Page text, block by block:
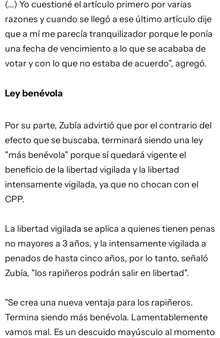
(...) Yo cuestioné el artículo primero por varias
razones y cuando se llegó a ese último artículo dije
que a mí me parecía tranquilizador porque le ponía
una fecha de vencimiento a lo que se acababa de
votar y con lo que no estaba de acuerdo", agregó.
Ley benévola
Por su parte, Zubía advirtió que por el contrario del
efecto que se buscaba, terminará siendo una ley
"más benévola" porque sí quedará vigente el
beneficio de la libertad vigilada y la libertad
intensamente vigilada, ya que no chocan con el
CPP.
La libertad vigilada se aplica a quienes tienen penas
no mayores a 3 años, y la intensamente vigilada a
penados de hasta cinco años, por lo tanto, señaló
Zubía, "los rapiñeros podrán salir en libertad".
"Se crea una nueva ventaja para los rapiñeros.
Termina siendo más benévola. Lamentablemente
vamos mal. Es un descuido mayúsculo al momento